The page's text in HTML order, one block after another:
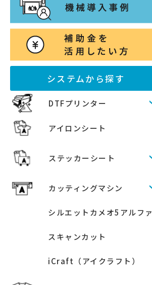
システムから探す
DTFプリンター
アイロンシート
ステッカーシート
カッティングマシン
シルエットカメオ5アルファ
スキャンカット
iCraft（アイクラフト）